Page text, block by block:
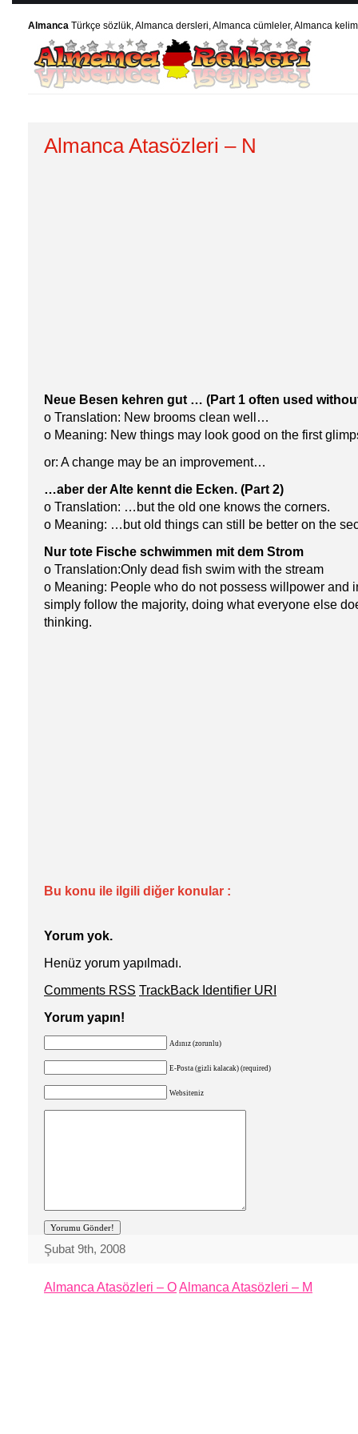
Almanca Türkçe sözlük, Almanca dersleri, Almanca cümleler, Almanca
Almanca Atasözleri – N
Neue Besen kehren gut … (Part 1 often used
o Translation: New brooms clean well…
o Meaning: New things may look good on the first
or: A change may be an improvement…
…aber der Alte kennt die Ecken. (Part 2)
o Translation: …but the old one knows the corners.
o Meaning: …but old things can still be better on the
Nur tote Fische schwimmen mit dem Strom
o Translation:Only dead fish swim with the stream
o Meaning: People who do not possess willpower and
simply follow the majority, doing what everyone else
thinking.
Bu konu ile ilgili diğer konular :
Yorum yok.
Henüz yorum yapılmadı.
Comments RSS TrackBack Identifier URI
Yorum yapın!
Adınız (zorunlu)
E-Posta (gizli kalacak) (required)
Websiteniz
Şubat 9th, 2008
Almanca Atasözleri – OAlmanca Atasözleri – M